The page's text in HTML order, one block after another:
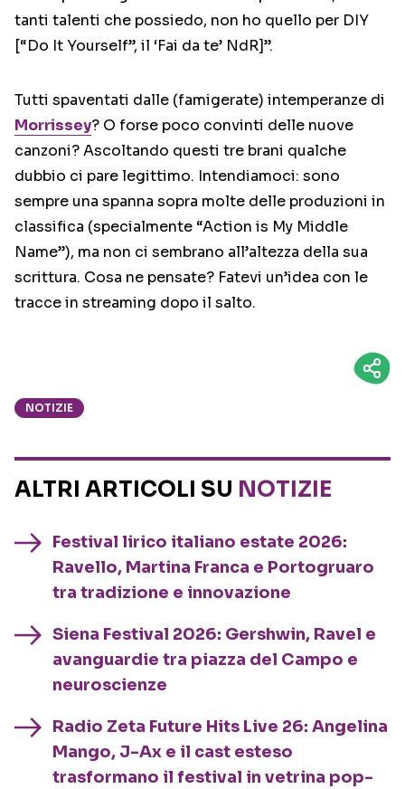
tanti talenti che possiedo, non ho quello per DIY
[“Do It Yourself”, il ‘Fai da te’ NdR]”.
Tutti spaventati dalle (famigerate) intemperanze di
Morrissey? O forse poco convinti delle nuove
canzoni? Ascoltando questi tre brani qualche
dubbio ci pare legittimo. Intendiamoci: sono
sempre una spanna sopra molte delle produzioni in
classifica (specialmente “Action is My Middle
Name”), ma non ci sembrano all’altezza della sua
scrittura. Cosa ne pensate? Fatevi un’idea con le
tracce in streaming dopo il salto.
NOTIZIE
ALTRI ARTICOLI SU NOTIZIE
Festival lirico italiano estate 2026:
Ravello, Martina Franca e Portogruaro
tra tradizione e innovazione
Siena Festival 2026: Gershwin, Ravel e
avanguardie tra piazza del Campo e
neuroscienze
Radio Zeta Future Hits Live 26: Angelina
Mango, J-Ax e il cast esteso
trasformano il festival in vetrina pop-